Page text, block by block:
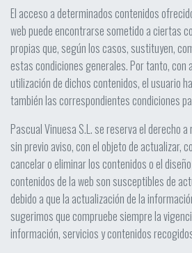
El acceso a determinados contenidos
web puede encontrarse sometido a ciertas
propias que, según los casos, sustituyen,
estas condiciones generales. Por tanto, con
utilización de dichos contenidos, el usuario
también las correspondientes condiciones
Pascual Vinuesa S.L. se reserva el derecho
sin previo aviso, con el objeto de actualizar,
cancelar o eliminar los contenidos o el
contenidos de la web son susceptibles de
debido a que la actualización de la
sugerimos que compruebe siempre la
información, servicios y contenidos